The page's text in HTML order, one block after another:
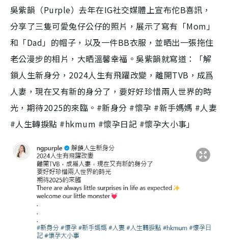
吳紫韻（Purple）去年在IG社交媒體上宣布佗B喜訊，
分享了三隻可愛兔仔公仔的照片，展示了寫有「Mom」
和「Dad」的帽子，以及一件BB衣服，並晒出一張拖住
老公漫步的相片，大晒溫馨幸福。吳紫韻就寫道：「解
鎖人生新身分，2024人生有飛躍改變，離開TVB，成爲
人妻，現在又有新的身分了，要好好珍惜兩人世界的時
光，期待2025的來臨。#新身分 #懷孕 #新手媽媽 #人妻
#人生轉捩點 #hkmum #懷孕日記 #懷孕大小事」